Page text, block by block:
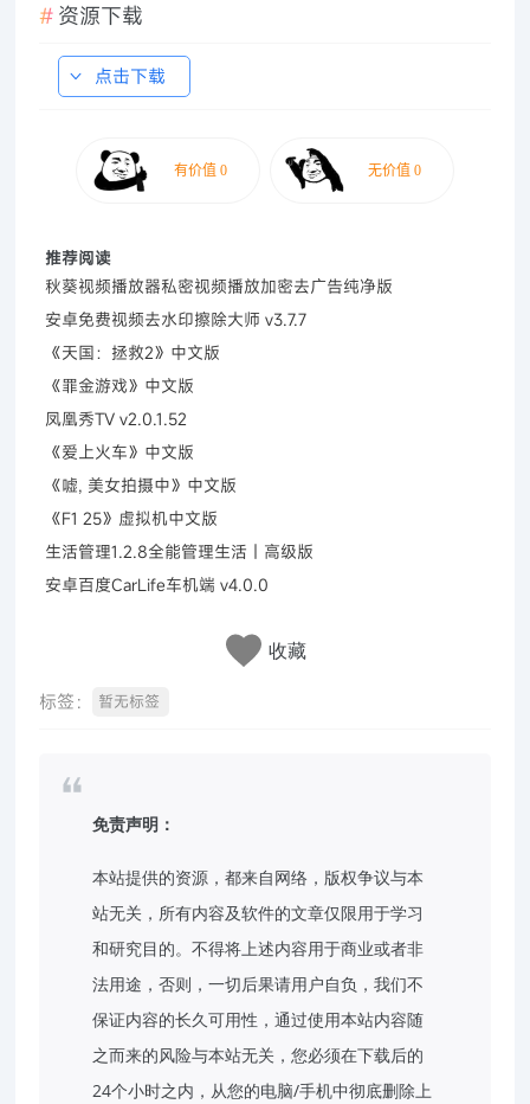
资源下载
点击下载
推荐阅读
秋葵视频播放器私密视频播放加密去广告纯净版
安卓免费视频去水印擦除大师 v3.7.7
《天国：拯救2》中文版
《罪金游戏》中文版
凤凰秀TV v2.0.1.52
《爱上火车》中文版
《嘘, 美女拍摄中》中文版
《F1 25》虚拟机中文版
生活管理1.2.8全能管理生活｜高级版
安卓百度CarLife车机端 v4.0.0
收藏
标签： 暂无标签
免责声明：
本站提供的资源，都来自网络，版权争议与本
站无关，所有内容及软件的文章仅限用于学习
和研究目的。不得将上述内容用于商业或者非
法用途，否则，一切后果请用户自负，我们不
保证内容的长久可用性，通过使用本站内容随
之而来的风险与本站无关，您必须在下载后的
24个小时之内，从您的电脑/手机中彻底删除上